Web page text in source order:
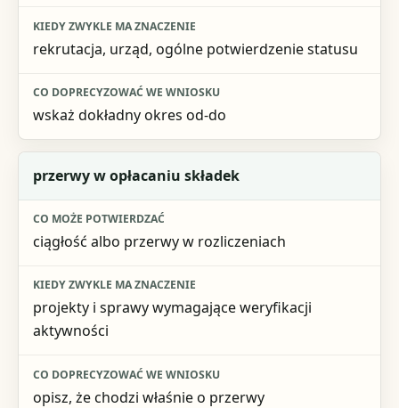
rekrutacja, urząd, ogólne potwierdzenie statusu
wskaż dokładny okres od-do
przerwy w opłacaniu składek
ciągłość albo przerwy w rozliczeniach
projekty i sprawy wymagające weryfikacji
aktywności
opisz, że chodzi właśnie o przerwy